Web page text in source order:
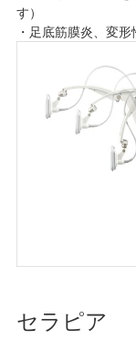
す）
・足底筋膜炎、変
セラピア